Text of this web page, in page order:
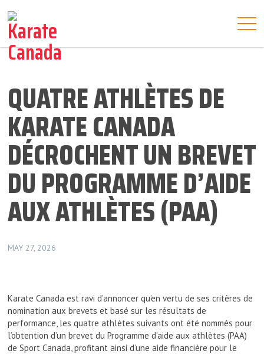
QUATRE ATHLÈTES DE
KARATE CANADA
DÉCROCHENT UN BREVET
DU PROGRAMME D’AIDE
AUX ATHLÈTES (PAA)
MAY 27, 2026
Karate Canada est ravi d’annoncer qu’en vertu de ses critères de
nomination aux brevets et basé sur les résultats de
performance, les quatre athlètes suivants ont été nommés pour
l’obtention d’un brevet du Programme d’aide aux athlètes (PAA)
de Sport Canada, profitant ainsi d’une aide financière pour le